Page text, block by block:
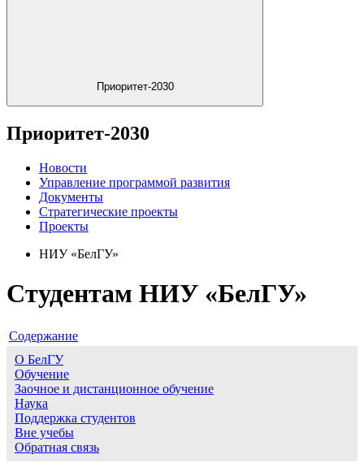
Приоритет-2030
Приоритет-2030
Новости
Управление программой развития
Документы
Стратегические проекты
Проекты
НИУ «БелГУ»
Студентам НИУ «БелГУ»
Cодержание
О БелГУ
Обучение
Заочное и дистанционное обучение
Наука
Поддержка студентов
Вне учебы
Обратная связь